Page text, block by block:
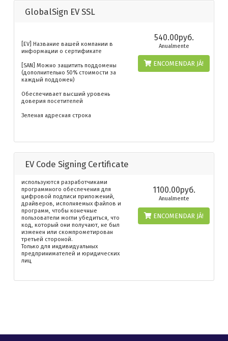
GlobalSign EV SSL
[EV] Название вашей компании в
информации о сертификате
[SAN] Можно защитить поддомены
(дополнительно 50% стоимости за
каждый поддомен)
Обеспечивает высший уровень
доверия посетителей
Зеленая адресная строка
540.00руб.
Anualmente
ENCOMENDAR JÁ!
EV Code Signing Certificate
используются разработчиками
программного обеспечения для
цифровой подписи приложений,
драйверов, исполняемых файлов и
программ, чтобы конечные
пользователи могли убедиться, что
код, который они получают, не был
изменен или скомпрометирован
третьей стороной.
Только для индивидуальных
предпринимателей и юридических
лиц
1100.00руб.
Anualmente
ENCOMENDAR JÁ!